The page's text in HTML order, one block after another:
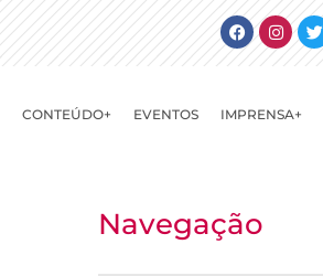
Facebook
CONTEÚDO+ EVENTOS IMPRENSA+
Navegação